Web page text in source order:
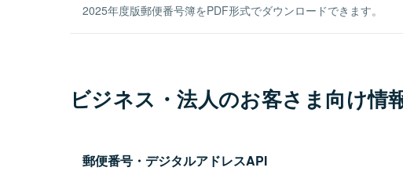
2025年度版郵便番号簿をPDF形式でダウンロードできます。
ビジネス・法人のお客さま向け情
郵便番号・デジタルアドレスAPI